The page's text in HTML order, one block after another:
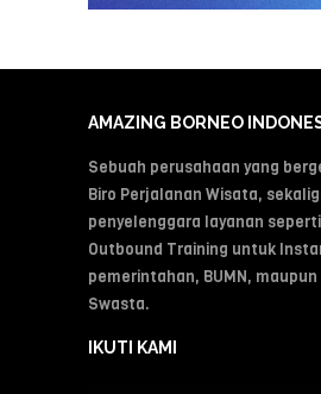
AMAZING BORNEO
Sebuah perusahaan yang
Biro Perjalanan Wisata,
penyelenggara layanan
Outbound Training untuk
pemerintahan, BUMN,
Swasta.
IKUTI KAMI